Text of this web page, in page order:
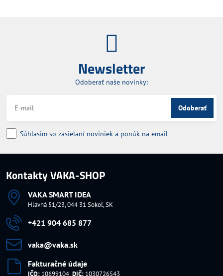
Newsletter
Odoberať naše novinky:
Odoberať
Súhlasim so zasielaní noviniek a ponúk na email
Kontakty VAKA-SHOP
VAKA SMART IDEA
Hlavná 51/23, 044 31 Sokoľ, SK
+421 904 685 877
vaka​@vaka​.sk
Fakturačné údaje
IČO: 10699104 DIČ: 1030726543